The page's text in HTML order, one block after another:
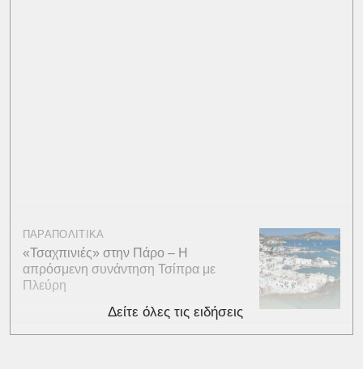
ΠΑΡΑΠΟΛΙΤΙΚΑ
«Τσαχπινιές» στην Πάρο – Η
απρόσμενη συνάντηση Τσίπρα με
Πλεύρη
Δείτε όλες τις ειδήσεις